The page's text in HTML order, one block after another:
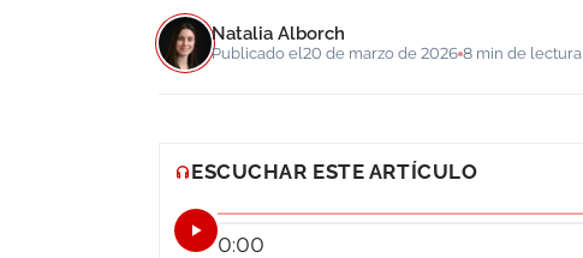
Natalia Alborch
Publicado el20 de marzo de 2026 8 min de lectura
ESCUCHAR ESTE ARTÍCULO
0:00